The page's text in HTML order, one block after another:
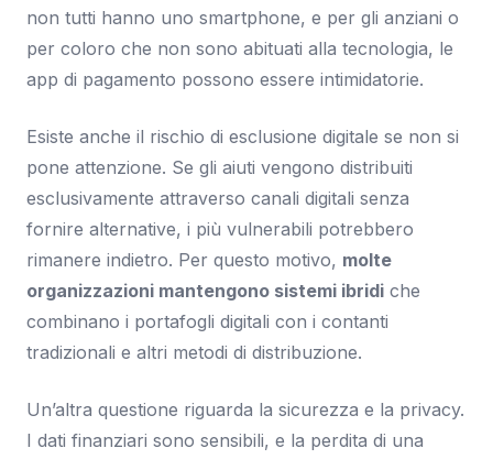
non tutti hanno uno smartphone, e per gli anziani o
per coloro che non sono abituati alla tecnologia, le
app di pagamento possono essere intimidatorie.
Esiste anche il rischio di esclusione digitale se non si
pone attenzione. Se gli aiuti vengono distribuiti
esclusivamente attraverso canali digitali senza
fornire alternative, i più vulnerabili potrebbero
rimanere indietro. Per questo motivo, molte
organizzazioni mantengono sistemi ibridi che
combinano i portafogli digitali con i contanti
tradizionali e altri metodi di distribuzione.
Un’altra questione riguarda la sicurezza e la privacy.
I dati finanziari sono sensibili, e la perdita di una